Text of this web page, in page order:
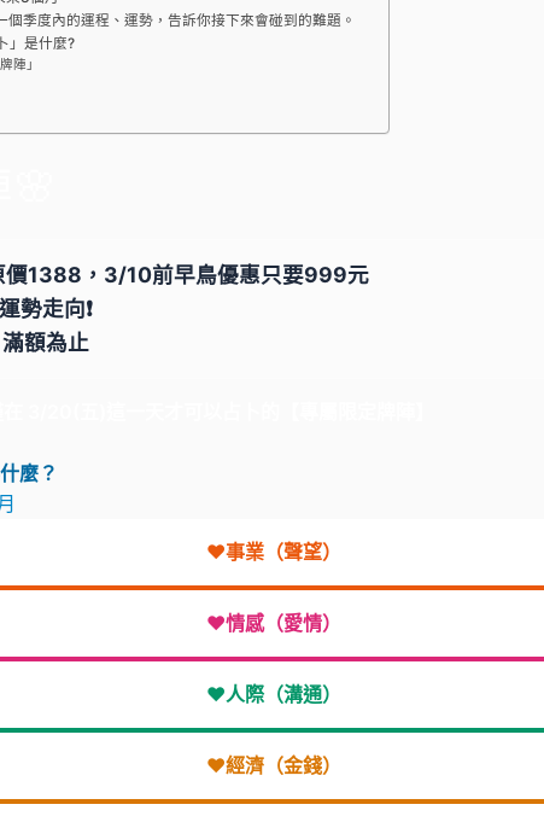
個季度內的運程、運勢，告訴你接下來會碰到的難題。
」是什麼?
陣」
價1388，3/10前早鳥優惠只要999元
勢走向❗️
額為止
麼？
❤️事業（聲望）
❤️情感（愛情）
❤️人際（溝通）
❤️經濟（金錢）